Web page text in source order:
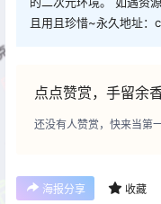
且用且珍惜~永久地址
点点赞赏，手留余
还没有人赞赏，快来当第
海报分享 收藏